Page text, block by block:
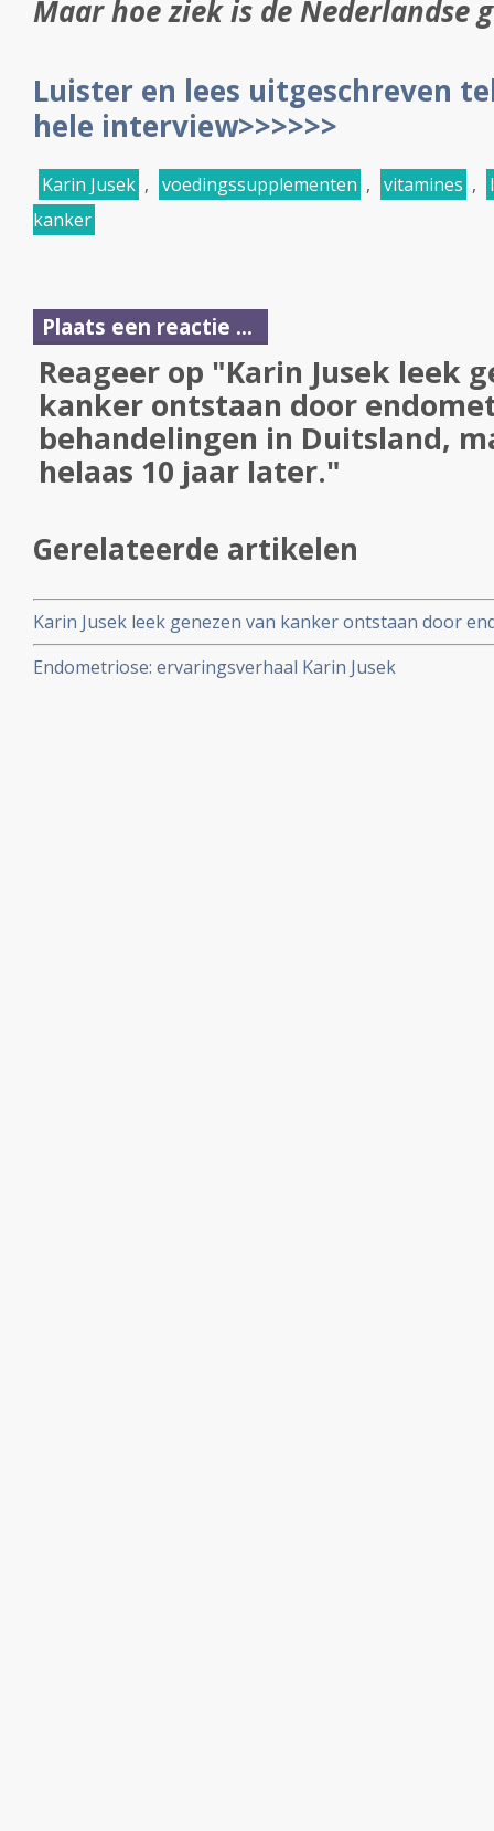
Maar hoe ziek is de Nederlandse
Luister en lees uitgeschreven
hele interview>>>>>>
Karin Jusek , voedingssupplementen , vitamines ,
kanker
Plaats een reactie ...
Reageer op "Karin Jusek leek
kanker ontstaan door
behandelingen in Duitsland,
helaas 10 jaar later."
Gerelateerde artikelen
Karin Jusek leek genezen van kanker ontstaan door
behandelingen in Duitsland, maar overleed helaas 10
Endometriose: ervaringsverhaal Karin Jusek